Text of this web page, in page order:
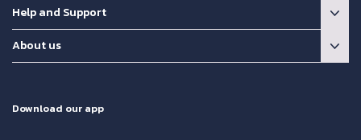
Help and Support
About us
Download our app